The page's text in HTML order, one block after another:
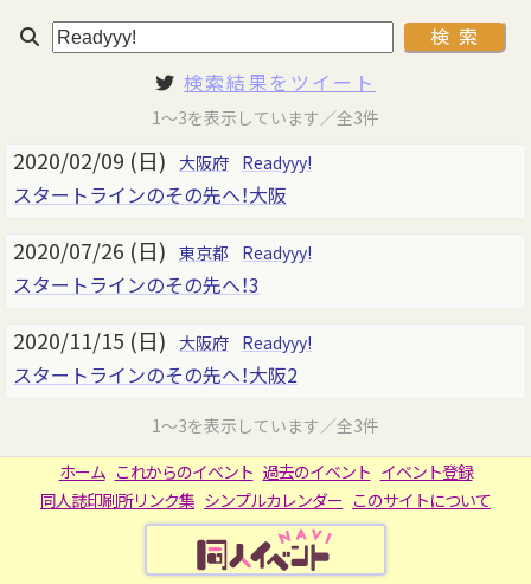
検索結果をツイート
1～3を表示しています／全3件
2020/02/09 (日) 大阪府 Readyyy!
スタートラインのその先へ！大阪
2020/07/26 (日) 東京都 Readyyy!
スタートラインのその先へ！3
2020/11/15 (日) 大阪府 Readyyy!
スタートラインのその先へ！大阪2
1～3を表示しています／全3件
ホーム これからのイベント 過去のイベント イベント登録
同人誌印刷所リンク集 シンプルカレンダー このサイトについて